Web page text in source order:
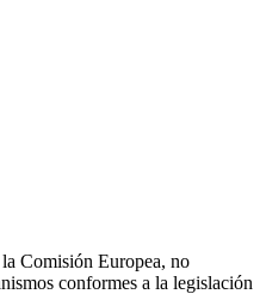
la Comisión Europea, no
conformes a la legislación